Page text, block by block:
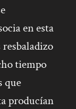
en esta
tiempo
que
producían